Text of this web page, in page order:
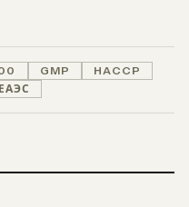
GMP
HACCP
ЕАЭС